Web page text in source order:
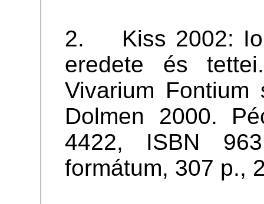
2. Kiss 2002:
eredete és
Vivarium Fontium
Dolmen 2000.
4422, ISBN
formátum, 307 p.,